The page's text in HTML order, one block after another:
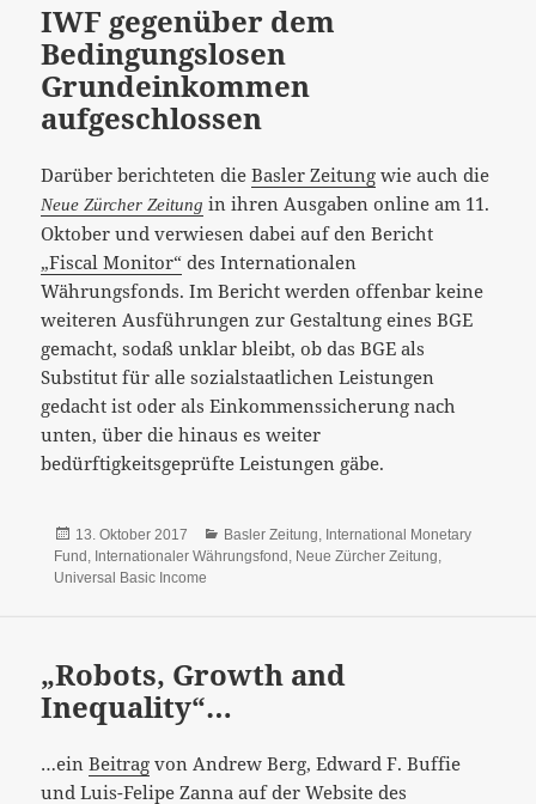
IWF gegenüber dem
Bedingungslosen
Grundeinkommen
aufgeschlossen
Darüber berichteten dieBasler Zeitung wie auch die
Neue Zürcher Zeitung in ihren Ausgaben online am 11.
Oktober und verwiesen dabei auf den Bericht
„Fiscal Monitor“ des Internationalen
Währungsfonds. Im Bericht werden offenbar keine
weiteren Ausführungen zur Gestaltung eines BGE
gemacht, sodaß unklar bleibt, ob das BGE als
Substitut für alle sozialstaatlichen Leistungen
gedacht ist oder als Einkommenssicherung nach
unten, über die hinaus es weiter
bedürftigkeitsgeprüfte Leistungen gäbe.
Veröffentlicht
am
13. Oktober 2017 Kategorien
Basler Zeitung, International Monetary
Fund , Internationaler Währungsfond , Neue Zürcher Zeitung,
Universal Basic Income
„Robots, Growth and
Inequality“…
…einBeitrag von Andrew Berg, Edward F. Buffie
und Luis-Felipe Zanna auf der Website des